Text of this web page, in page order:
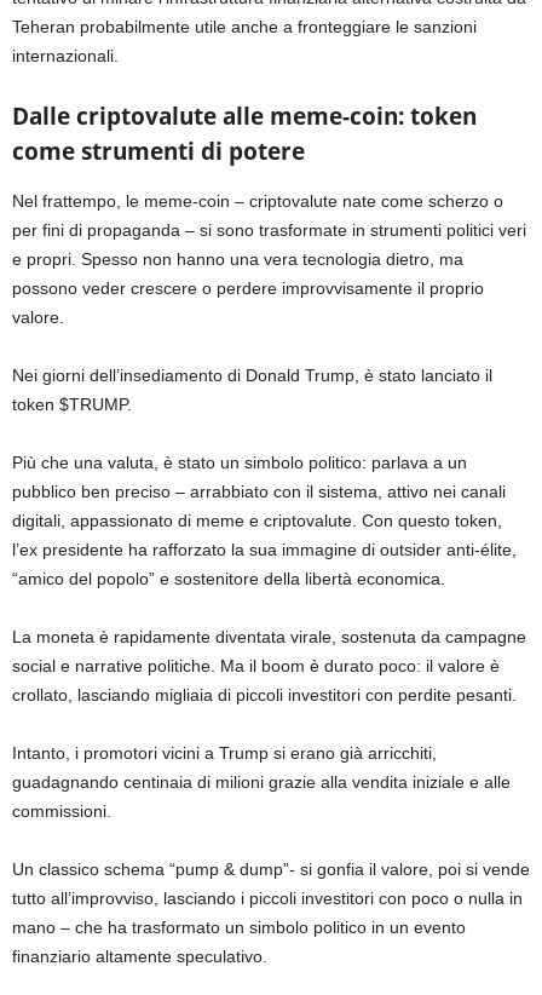
Teheran probabilmente utile anche a fronteggiare le sanzioni
internazionali.
Dalle criptovalute alle meme-coin: token
come strumenti di potere
Nel frattempo, le meme-coin – criptovalute nate come scherzo o
per fini di propaganda – si sono trasformate in strumenti politici veri
e propri. Spesso non hanno una vera tecnologia dietro, ma
possono veder crescere o perdere improvvisamente il proprio
valore.
Nei giorni dell’insediamento di Donald Trump, è stato lanciato il
token $TRUMP.
Più che una valuta, è stato un simbolo politico: parlava a un
pubblico ben preciso – arrabbiato con il sistema, attivo nei canali
digitali, appassionato di meme e criptovalute. Con questo token,
l’ex presidente ha rafforzato la sua immagine di outsider anti-élite,
“amico del popolo” e sostenitore della libertà economica.
La moneta è rapidamente diventata virale, sostenuta da campagne
social e narrative politiche. Ma il boom è durato poco: il valore è
crollato, lasciando migliaia di piccoli investitori con perdite pesanti.
Intanto, i promotori vicini a Trump si erano già arricchiti,
guadagnando centinaia di milioni grazie alla vendita iniziale e alle
commissioni.
Un classico schema “pump & dump”- si gonfia il valore, poi si vende
tutto all’improvviso, lasciando i piccoli investitori con poco o nulla in
mano – che ha trasformato un simbolo politico in un evento
finanziario altamente speculativo.